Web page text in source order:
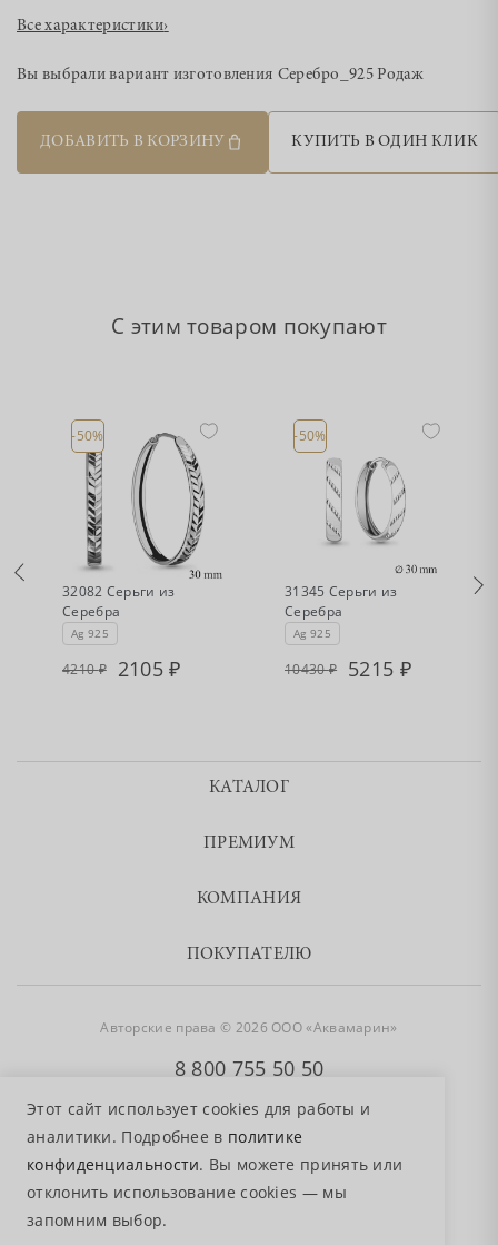
Этот сайт использует cookies для работы и
аналитики. Подробнее в политике
конфиденциальности. Вы можете принять или
отклонить использование cookies — мы
запомним выбор.
Все характеристики›
Вы выбрали вариант изготовления Серебро_925 Родаж
ДОБАВИТЬ В КОРЗИНУ КУПИТЬ В ОДИН КЛИК
С этим товаром покупают
-50%
Есть в наличии
32082 Серьги из
Серебра
Ag 925
4210 2105
-50%
Есть в наличии
31345 Серьги из
Серебра
Ag 925
10430 5215
КАТАЛОГ
ПРЕМИУМ
КОМПАНИЯ
ПОКУПАТЕЛЮ
Авторские права © 2026 ООО «Аквамарин»
8 800 755 50 50